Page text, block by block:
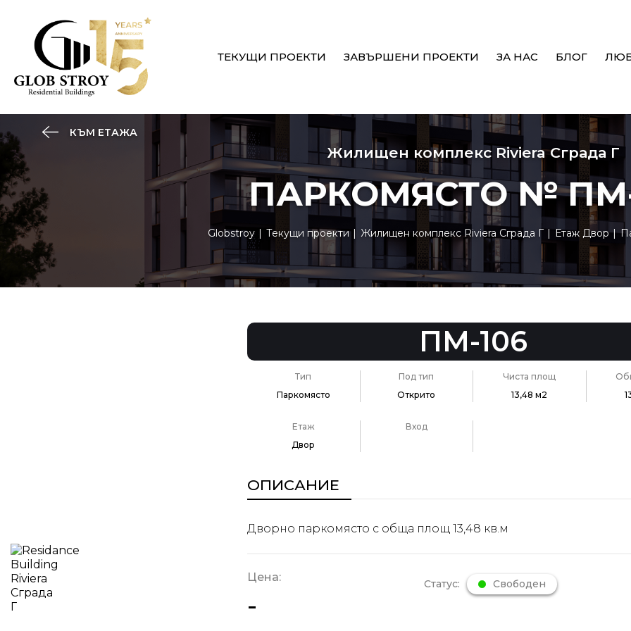
ТЕКУЩИ ПРОЕКТИ ЗАВЪРШЕНИ ПРОЕКТИ ЗА НАС БЛОГ
КЪМ ЕТАЖА
Жилищен комплекс Riviera Сграда Г
ПАРКОМЯСТО № ПМ-
Globstroy Текущи проекти Жилищен комплекс Riviera Сграда Г Етаж Двор
ПМ-106
Тип
Паркомясто
Под тип
Открито
Чиста площ
13,48 м2
Етаж
Двор
Вход
ОПИСАНИЕ
Дворно паркомясто с обща площ 13,48 кв.м
Цена:
-
Статус: Свободен